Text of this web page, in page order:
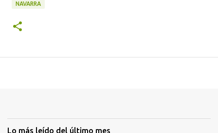
NAVARRA
Lo más leído del último mes